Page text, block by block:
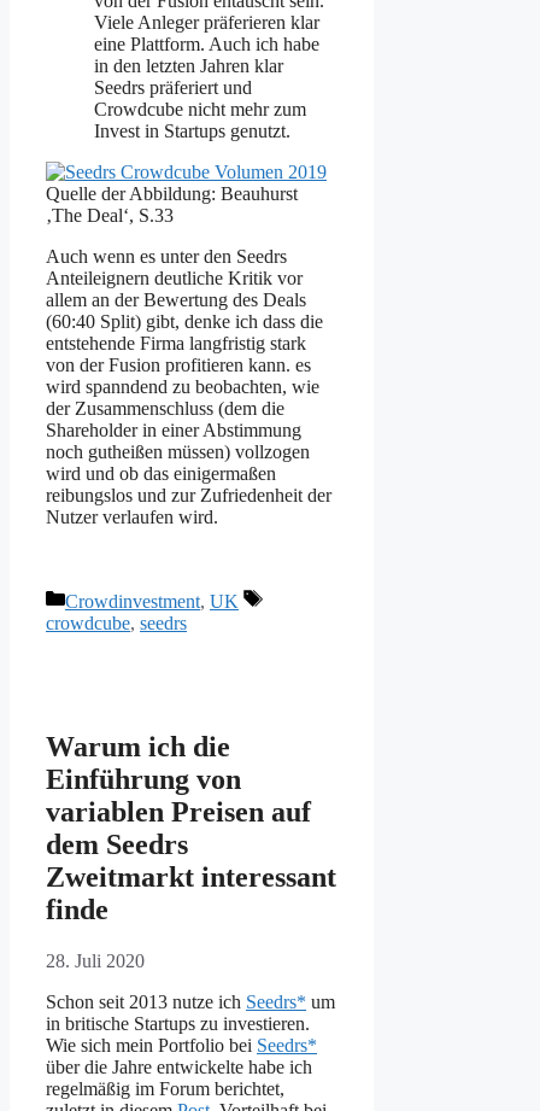
Viele Anleger präferieren klar
eine Plattform. Auch ich habe
in den letzten Jahren klar
Seedrs präferiert und
Crowdcube nicht mehr zum
Invest in Startups genutzt.
Quelle der Abbildung: Beauhurst
‚The Deal‘, S.33
Auch wenn es unter den Seedrs
Anteileignern deutliche Kritik vor
allem an der Bewertung des Deals
(60:40 Split) gibt, denke ich dass die
entstehende Firma langfristig stark
von der Fusion profitieren kann. es
wird spanndend zu beobachten, wie
der Zusammenschluss (dem die
Shareholder in einer Abstimmung
noch gutheißen müssen) vollzogen
wird und ob das einigermaßen
reibungslos und zur Zufriedenheit der
Nutzer verlaufen wird.
Kategorien
Crowdinvestment, UK
Schlagwörter
crowdcube, seedrs
Warum ich die
Einführung von
variablen Preisen auf
dem Seedrs
Zweitmarkt interessant
finde
28. Juli 2020
Schon seit 2013 nutze ich Seedrs* um
in britische Startups zu investieren.
Wie sich mein Portfolio bei Seedrs*
über die Jahre entwickelte habe ich
regelmäßig im Forum berichtet,